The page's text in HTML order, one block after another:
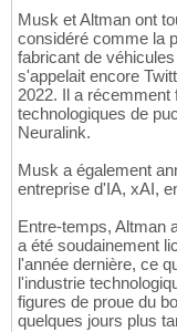
Musk et Altman ont
considéré comme la
fabricant de
s'appelait encore
2022. Il a récemment
technologiques de
Neuralink.
Musk a également
entreprise d'IA, xAI,
Entre-temps, Altman
a été soudainement
l'année dernière, ce
l'industrie
figures de proue du
quelques jours plus